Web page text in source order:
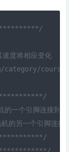
度将相应变化
category/
一个引脚连接到引
的另一个引脚连接